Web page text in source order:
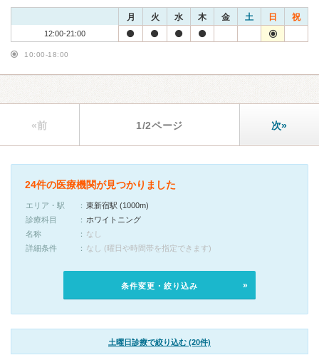
月 火 水 木 金 土 日 祝
12:00-21:00
10:00-18:00
«前 1/2ページ 次»
24件の医療機関が見つかりました
エリア・駅
東新宿駅 (1000m)
診療科目
ホワイトニング
名称
なし
詳細条件
なし (曜日や時間帯を指定できます)
条件変更・絞り込み
土曜日診療で絞り込む (20件)